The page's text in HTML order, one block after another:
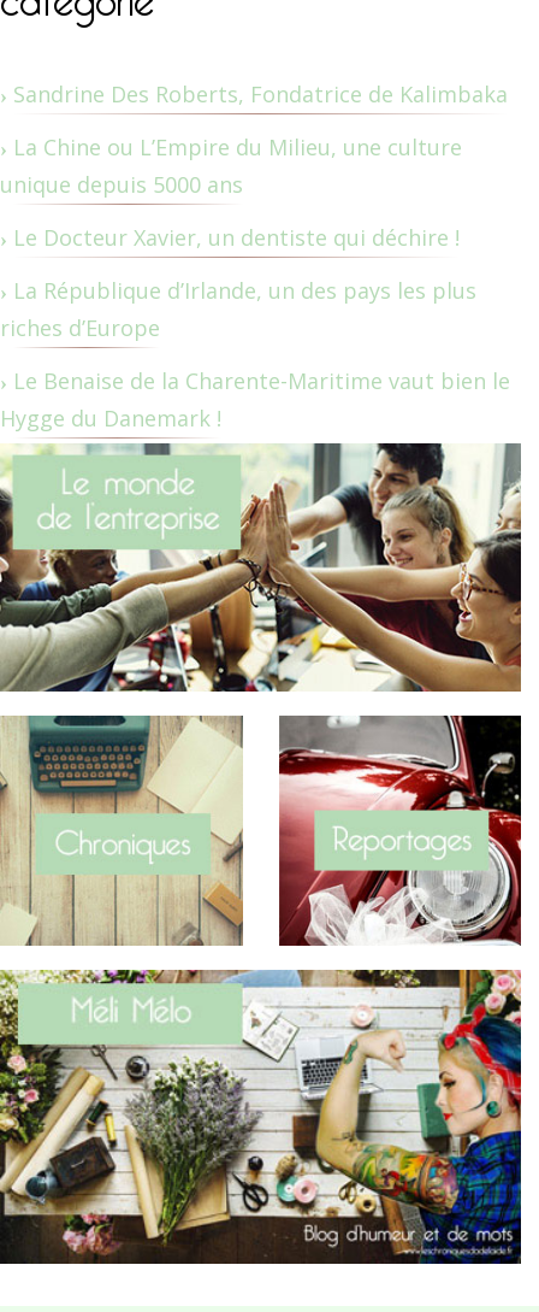
Sandrine Des Roberts, Fondatrice de Kalimbaka
La Chine ou L’Empire du Milieu, une culture
unique depuis 5000 ans
Le Docteur Xavier, un dentiste qui déchire !
La République d’Irlande, un des pays les plus
riches d’Europe
Le Benaise de la Charente-Maritime vaut bien le
Hygge du Danemark !